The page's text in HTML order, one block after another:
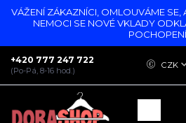
VÁŽENÍ ZÁKAZNÍCI, OMLOUVÁME
NEMOCI SE NOVÉ VKLADY
POCHOPENÍ
CZK
+420 777 247 722
(Po-Pá, 8-16 hod.)